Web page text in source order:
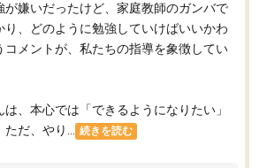
が嫌いだったけど、家庭教師のガンバで
り、どのように勉強していけばいいかわ
コメントが、私たちの指導を象徴してい
、本心では「できるようになりたい」
だ、やり...
続きを読む